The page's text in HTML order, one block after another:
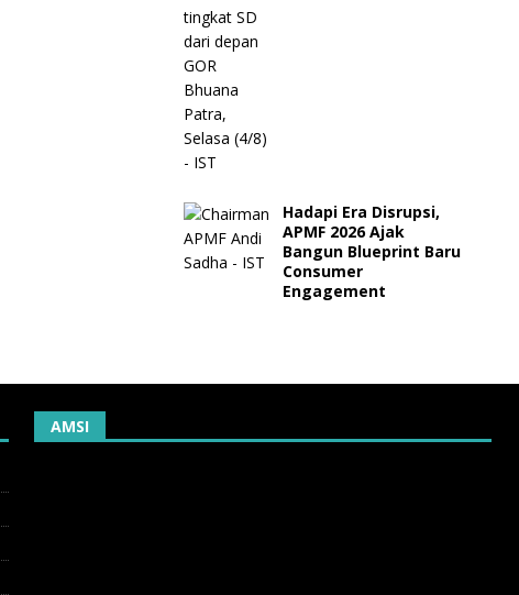
Hadapi Era Disrupsi,
APMF 2026 Ajak
Bangun Blueprint Baru
Consumer
Engagement
AMSI